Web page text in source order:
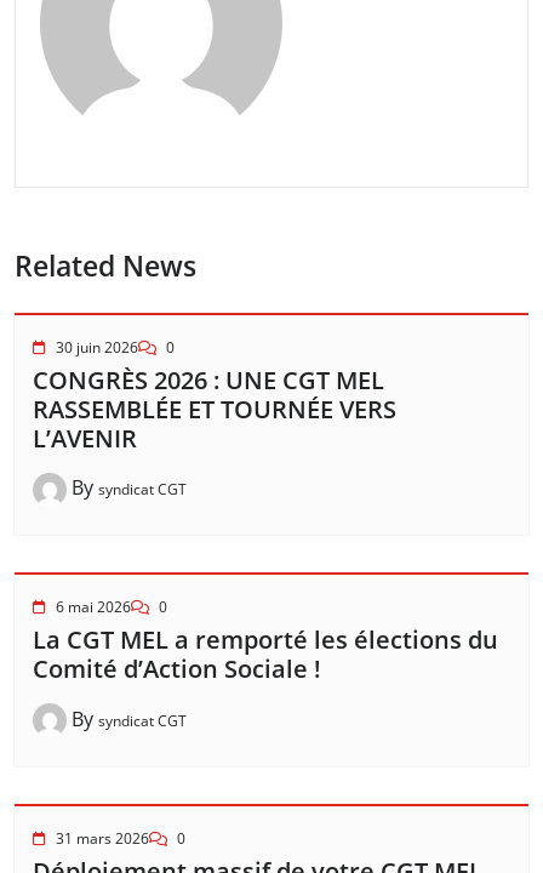
Related News
30 juin 2026 0
CONGRÈS 2026 : UNE CGT MEL
RASSEMBLÉE ET TOURNÉE VERS
L’AVENIR
By syndicat CGT
6 mai 2026 0
La CGT MEL a remporté les élections du
Comité d’Action Sociale !
By syndicat CGT
31 mars 2026 0